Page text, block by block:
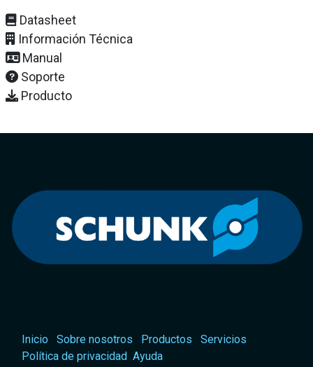
Datasheet
Información Técnica
Manual
Soporte
Producto
Inicio Sobre nosotros Productos
Servicios
Política de privacidad Ayuda